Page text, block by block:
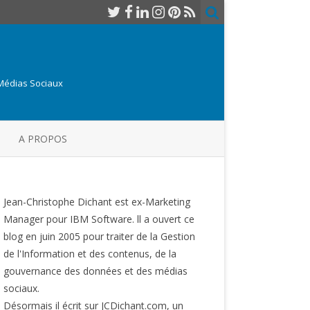
Sociaux
A PROPOS
Jean-Christophe Dichant est ex-Marketing
Manager pour IBM Software. ll a ouvert ce
blog en juin 2005 pour traiter de la Gestion
de l'Information et des contenus, de la
gouvernance des données et des médias
sociaux.
Désormais il écrit sur JCDichant.com, un